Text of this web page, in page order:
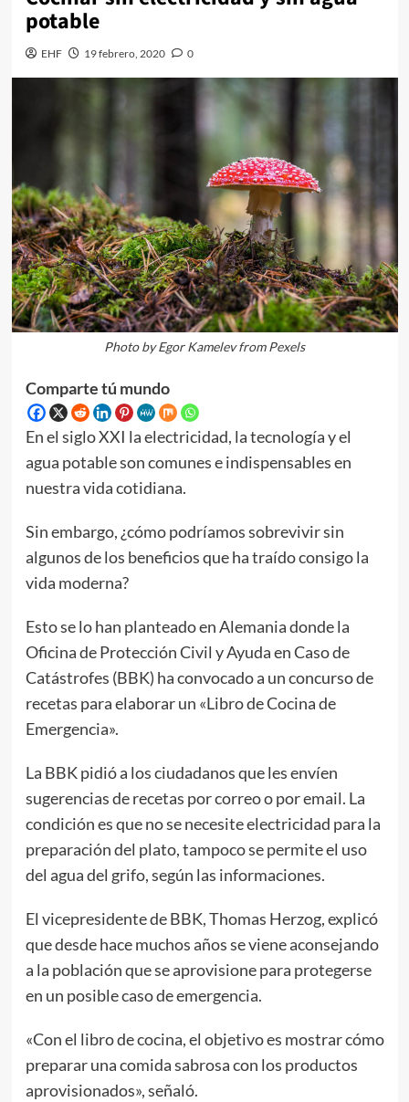
potable
EHF 19 febrero, 2020 0
Photo by Egor Kamelev from Pexels
Comparte tú mundo
En el siglo XXI la electricidad, la tecnología y el
agua potable son comunes e indispensables en
nuestra vida cotidiana.
Sin embargo, ¿cómo podríamos sobrevivir sin
algunos de los beneficios que ha traído consigo la
vida moderna?
Esto se lo han planteado en Alemania donde la
Oficina de Protección Civil y Ayuda en Caso de
Catástrofes (BBK) ha convocado a un concurso de
recetas para elaborar un «Libro de Cocina de
Emergencia».
La BBK pidió a los ciudadanos que les envíen
sugerencias de recetas por correo o por email. La
condición es que no se necesite electricidad para la
preparación del plato, tampoco se permite el uso
del agua del grifo, según las informaciones.
El vicepresidente de BBK, Thomas Herzog, explicó
que desde hace muchos años se viene aconsejando
a la población que se aprovisione para protegerse
en un posible caso de emergencia.
«Con el libro de cocina, el objetivo es mostrar cómo
preparar una comida sabrosa con los productos
aprovisionados», señaló.